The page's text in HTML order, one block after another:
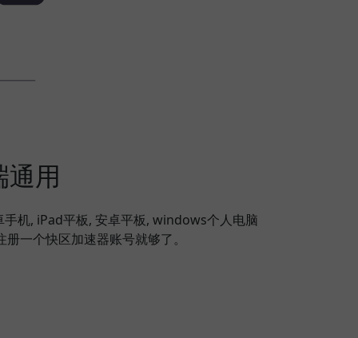
通用
机, iPad平板, 安卓平板, windows个人电脑
一个快区加速器账号就够了。